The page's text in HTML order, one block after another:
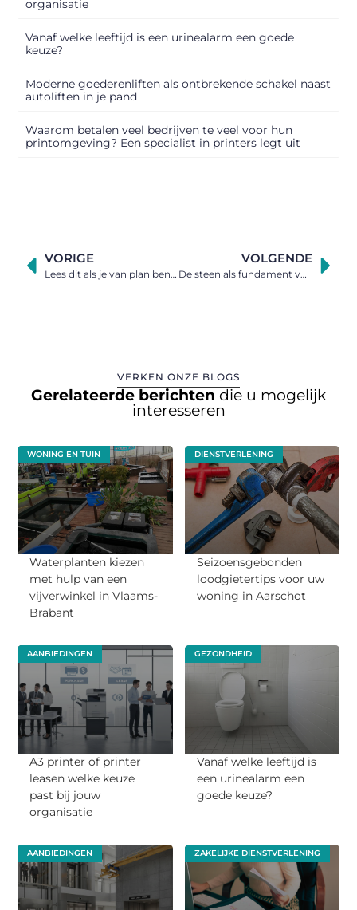
organisatie
Vanaf welke leeftijd is een urinealarm een goede
keuze?
Moderne goederenliften als ontbrekende schakel naast
autoliften in je pand
Waarom betalen veel bedrijven te veel voor hun
printomgeving? Een specialist in printers legt uit
VORIGE
Lees dit als je van plan bent een vijverpomp te kopen
VOLGENDE
De steen als fundament voor je huis
VERKEN ONZE BLOGS
Gerelateerde berichten die u mogelijk
interesseren
WONING EN TUIN
Waterplanten kiezen
met hulp van een
vijverwinkel in Vlaams-
Brabant
DIENSTVERLENING
Seizoensgebonden
loodgietertips voor uw
woning in Aarschot
AANBIEDINGEN
A3 printer of printer
leasen welke keuze
past bij jouw
organisatie
GEZONDHEID
Vanaf welke leeftijd is
een urinealarm een
goede keuze?
AANBIEDINGEN ZAKELIJKE DIENSTVERLENING